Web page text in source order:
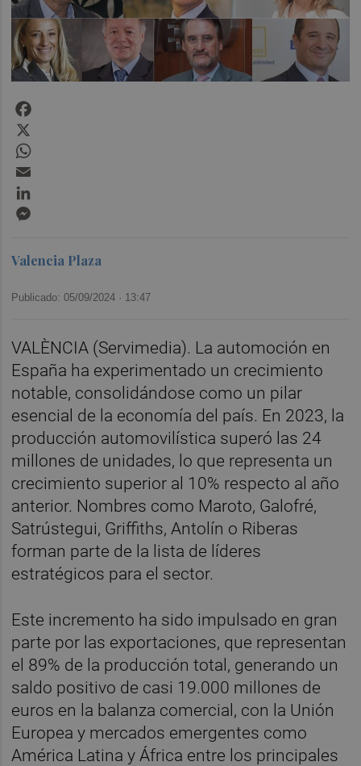
Valencia Plaza
Publicado: 05/09/2024 · 13:47
VALÈNCIA (Servimedia). La automoción en
España ha experimentado un crecimiento
notable, consolidándose como un pilar
esencial de la economía del país. En 2023, la
producción automovilística superó las 24
millones de unidades, lo que representa un
crecimiento superior al 10% respecto al año
anterior. Nombres como Maroto, Galofré,
Satrústegui, Griffiths, Antolín o Riberas
forman parte de la lista de líderes
estratégicos para el sector.
Este incremento ha sido impulsado en gran
parte por las exportaciones, que representan
el 89% de la producción total, generando un
saldo positivo de casi 19.000 millones de
euros en la balanza comercial, con la Unión
Europea y mercados emergentes como
América Latina y África entre los principales